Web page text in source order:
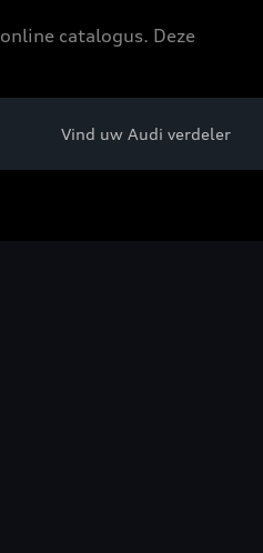
catalogus. Deze
Vind uw Audi verdeler